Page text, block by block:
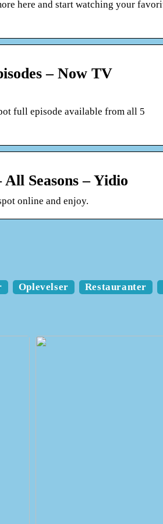
here and start watching your
– Now TV
full episode available from all 5
Seasons – Yidio
online and enjoy.
Oplevelser Restauranter